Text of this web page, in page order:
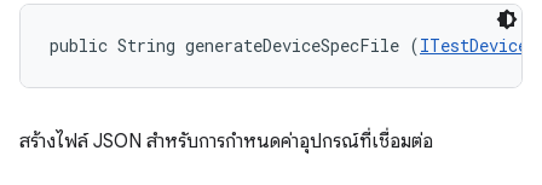
public String generateDeviceSpecFile (ITestDevice
สร้างไฟล์ JSON สำหรับการกำหนดค่าอุปกรณ์ที่เชื่อมต่อ